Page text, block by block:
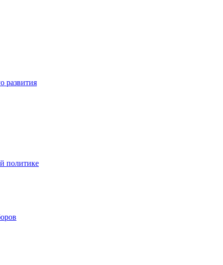
развития
политике